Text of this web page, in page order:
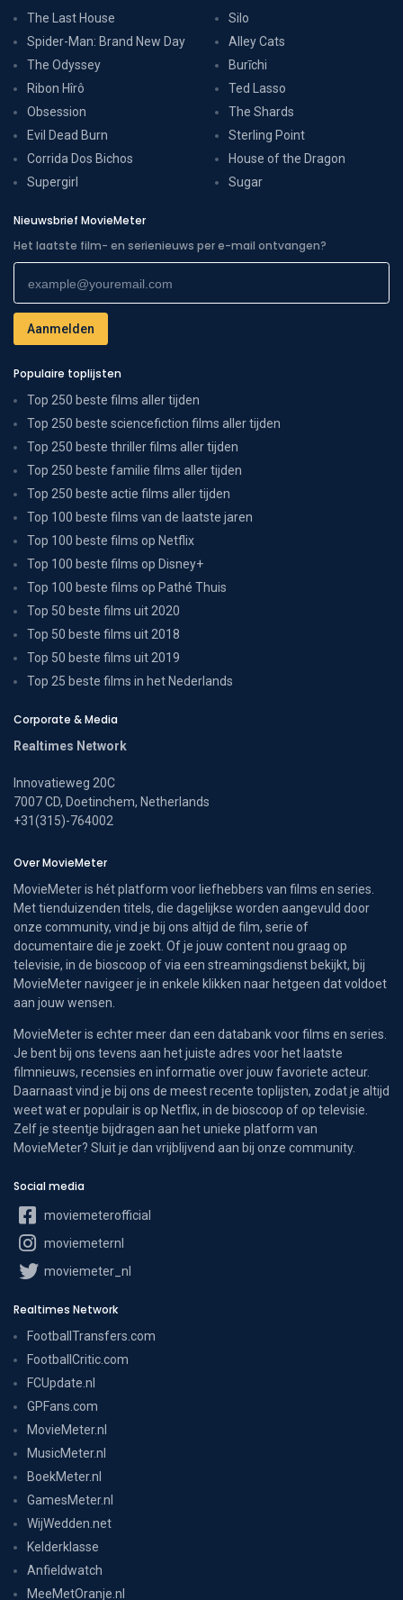
The Last House
Spider-Man: Brand New Day
The Odyssey
Ribon Hîrô
Obsession
Evil Dead Burn
Corrida Dos Bichos
Supergirl
Silo
Alley Cats
Burīchi
Ted Lasso
The Shards
Sterling Point
House of the Dragon
Sugar
Nieuwsbrief MovieMeter
Het laatste film- en serienieuws per e-mail ontvangen?
Populaire toplijsten
Top 250 beste films aller tijden
Top 250 beste sciencefiction films aller tijden
Top 250 beste thriller films aller tijden
Top 250 beste familie films aller tijden
Top 250 beste actie films aller tijden
Top 100 beste films van de laatste jaren
Top 100 beste films op Netflix
Top 100 beste films op Disney+
Top 100 beste films op Pathé Thuis
Top 50 beste films uit 2020
Top 50 beste films uit 2018
Top 50 beste films uit 2019
Top 25 beste films in het Nederlands
Corporate & Media
Realtimes Network
Innovatieweg 20C
7007 CD, Doetinchem, Netherlands
+31(315)-764002
Over MovieMeter
MovieMeter is hét platform voor liefhebbers van films en series.
Met tienduizenden titels, die dagelijkse worden aangevuld door
onze community, vind je bij ons altijd de film, serie of
documentaire die je zoekt. Of je jouw content nou graag op
televisie, in de bioscoop of via een streamingsdienst bekijkt, bij
MovieMeter navigeer je in enkele klikken naar hetgeen dat voldoet
aan jouw wensen.
MovieMeter is echter meer dan een databank voor films en series.
Je bent bij ons tevens aan het juiste adres voor het laatste
filmnieuws, recensies en informatie over jouw favoriete acteur.
Daarnaast vind je bij ons de meest recente toplijsten, zodat je altijd
weet wat er populair is op Netflix, in de bioscoop of op televisie.
Zelf je steentje bijdragen aan het unieke platform van
MovieMeter? Sluit je dan vrijblijvend aan bij onze community.
Social media
moviemeterofficial
moviemeternl
moviemeter_nl
Realtimes Network
FootballTransfers.com
FootballCritic.com
FCUpdate.nl
GPFans.com
MovieMeter.nl
MusicMeter.nl
BoekMeter.nl
GamesMeter.nl
WijWedden.net
Kelderklasse
Anfieldwatch
MeeMetOranje.nl